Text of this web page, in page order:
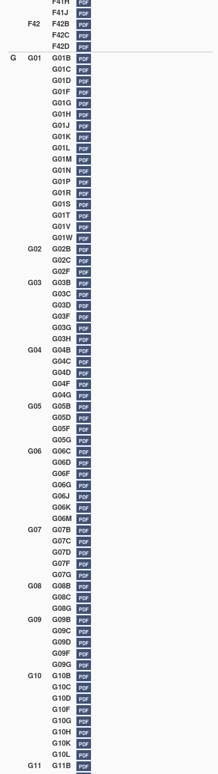
PDF
F41J PDF
F42 F42B PDF
F42C PDF
F42D PDF
G G01 G01B PDF
G01C PDF
G01D PDF
G01F PDF
G01G PDF
G01H PDF
G01J PDF
G01K PDF
G01L PDF
G01M PDF
G01N PDF
G01P PDF
G01R PDF
G01S PDF
G01T PDF
G01V PDF
G01W PDF
G02 G02B PDF
G02C PDF
G02F PDF
G03 G03B PDF
G03C PDF
G03D PDF
G03F PDF
G03G PDF
G03H PDF
G04 G04B PDF
G04C PDF
G04D PDF
G04F PDF
G04G PDF
G05 G05B PDF
G05D PDF
G05F PDF
G05G PDF
G06 G06C PDF
G06D PDF
G06F PDF
G06G PDF
G06J PDF
G06K PDF
G06M PDF
G07 G07B PDF
G07C PDF
G07D PDF
G07F PDF
G07G PDF
G08 G08B PDF
G08C PDF
G08G PDF
G09 G09B PDF
G09C PDF
G09D PDF
G09F PDF
G09G PDF
G10 G10B PDF
G10C PDF
G10D PDF
G10F PDF
G10G PDF
G10H PDF
G10K PDF
G10L PDF
G11 G11B PDF